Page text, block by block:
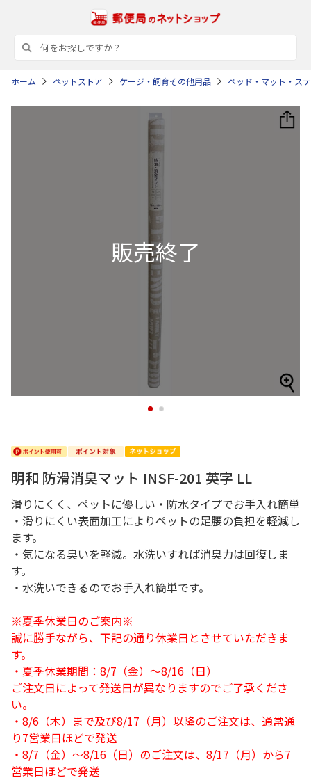
ホーム ペットストア ケージ・飼育その他用品 ベッド・マット・ス
1 2
明和 防滑消臭マット INSF-201 英字 LL
滑りにくく、ペットに優しい・防水タイプでお手入れ簡単
・滑りにくい表面加工によりペットの足腰の負担を軽減し
ます。
・気になる臭いを軽減。水洗いすれば消臭力は回復しま
す。
・水洗いできるのでお手入れ簡単です。
※夏季休業日のご案内※
誠に勝手ながら、下記の通り休業日とさせていただきま
す。
・夏季休業期間：8/7（金）～8/16（日）
ご注文日によって発送日が異なりますのでご了承くださ
い。
・8/6（木）まで及び8/17（月）以降のご注文は、通常通
り7営業日ほどで発送
・8/7（金）～8/16（日）のご注文は、8/17（月）から7
営業日ほどで発送